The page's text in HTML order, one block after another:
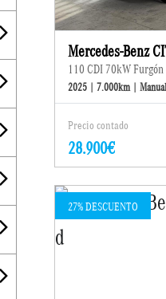
Mercedes-Benz
110 CDI 70kW Furgón
2025 | 7.000km | Manual
Precio contado
28.900€
27% DESCUENTO